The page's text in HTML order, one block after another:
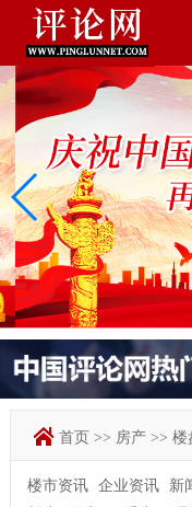
首页 >> 房产 >> 楼
楼市资讯 企业资讯 新